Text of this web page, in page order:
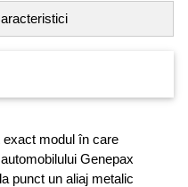
exact modul în care
Genepax
punct un aliaj metalic